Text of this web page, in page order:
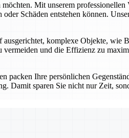
Mit unserem
Schäden entstehen können.
komplexe Objekte, wie
und die Effizienz zu
packen Ihre persönlichen
Damit sparen Sie nicht nur Zeit,